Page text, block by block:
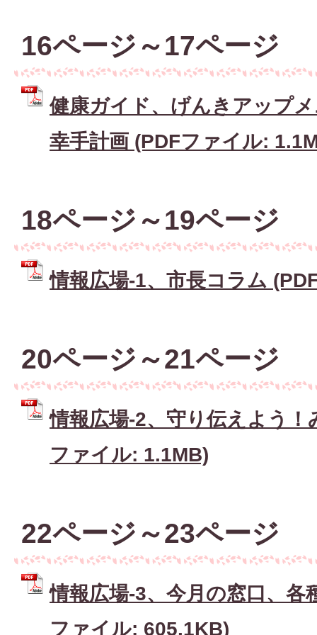
16ページ～17ページ
健康ガイド、げんきアップ
幸手計画 (PDFファイル:
18ページ～19ページ
情報広場-1、市長コラム
20ページ～21ページ
情報広場-2、守り伝えよう！
ファイル: 1.1MB)
22ページ～23ページ
情報広場-3、今月の窓口、各
ファイル: 605.1KB)